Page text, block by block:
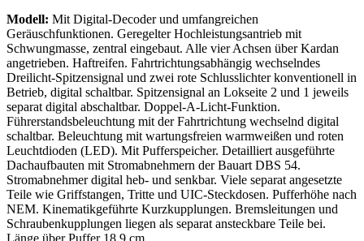
Modell: Mit Digital-Decoder und umfangreichen
Geräuschfunktionen. Geregelter Hochleistungsantrieb mit
Schwungmasse, zentral eingebaut. Alle vier Achsen über Kardan
angetrieben. Haftreifen. Fahrtrichtungsabhängig wechselndes
Dreilicht-Spitzensignal und zwei rote Schlusslichter konventionell in
Betrieb, digital schaltbar. Spitzensignal an Lokseite 2 und 1 jeweils
separat digital abschaltbar. Doppel-A-Licht-Funktion.
Führerstandsbeleuchtung mit der Fahrtrichtung wechselnd digital
schaltbar. Beleuchtung mit wartungsfreien warmweißen und roten
Leuchtdioden (LED). Mit Pufferspeicher. Detailliert ausgeführte
Dachaufbauten mit Stromabnehmern der Bauart DBS 54.
Stromabnehmer digital heb- und senkbar. Viele separat angesetzte
Teile wie Griffstangen, Tritte und UIC-Steckdosen. Pufferhöhe nach
NEM. Kinematikgeführte Kurzkupplungen. Bremsleitungen und
Schraubenkupplungen liegen als separat ansteckbare Teile bei.